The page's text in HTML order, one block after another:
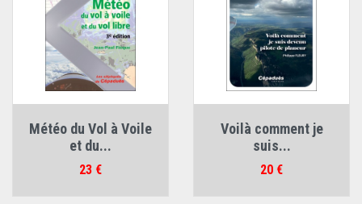
Météo du Vol à Voile
et du...
Prix
23 €
Voilà comment je
suis...
Prix
20 €